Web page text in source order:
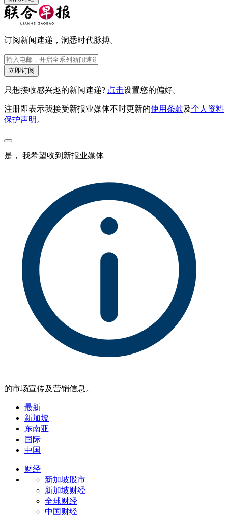
订阅新闻速递，洞悉时代脉搏。
立即订阅
只想接收感兴趣的新闻速递? 点击设置您的偏好。
注册即表示我接受新报业媒体不时更新的使用条款及个人资料
保护声明 。
是， 我希望收到新报业媒体
的市场宣传及营销信息。
最新
新加坡
东南亚
国际
中国
财经
新加坡股市
新加坡财经
全球财经
中国财经